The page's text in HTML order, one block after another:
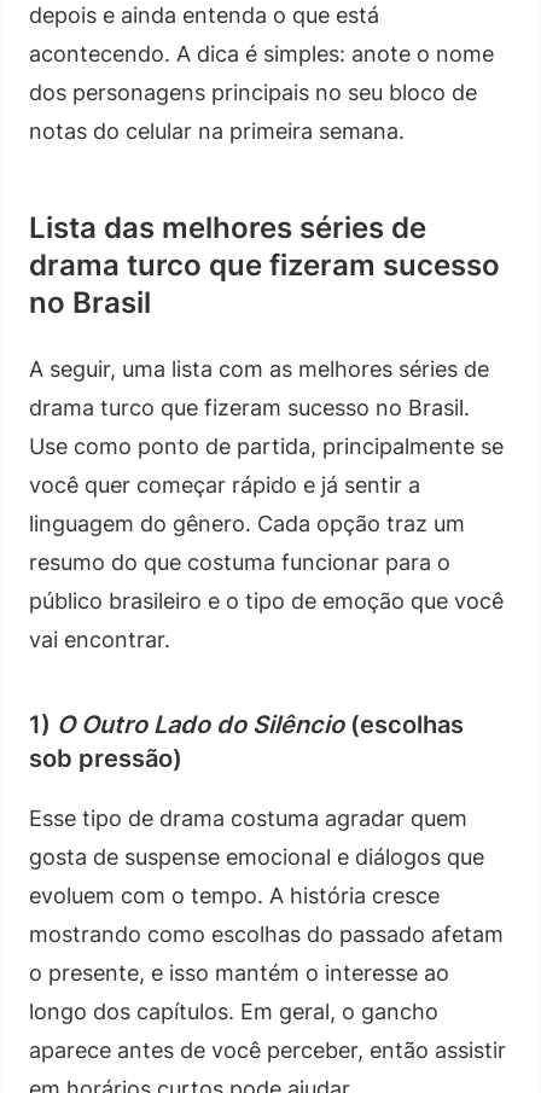
depois e ainda entenda o que está
acontecendo. A dica é simples: anote o nome
dos personagens principais no seu bloco de
notas do celular na primeira semana.
Lista das melhores séries de
drama turco que fizeram sucesso
no Brasil
A seguir, uma lista com as melhores séries de
drama turco que fizeram sucesso no Brasil.
Use como ponto de partida, principalmente se
você quer começar rápido e já sentir a
linguagem do gênero. Cada opção traz um
resumo do que costuma funcionar para o
público brasileiro e o tipo de emoção que você
vai encontrar.
1) O Outro Lado do Silêncio(escolhas
sob pressão)
Esse tipo de drama costuma agradar quem
gosta de suspense emocional e diálogos que
evoluem com o tempo. A história cresce
mostrando como escolhas do passado afetam
o presente, e isso mantém o interesse ao
longo dos capítulos. Em geral, o gancho
aparece antes de você perceber, então assistir